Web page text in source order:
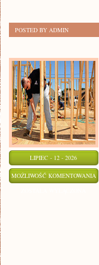
POSTED BY ADMIN
LIPIEC - 12 - 2026
MOŻLIWOŚĆ KOMENTOWANIA